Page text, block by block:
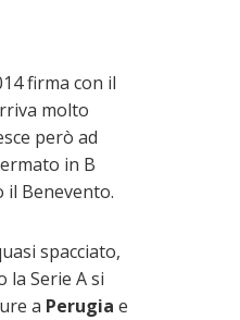
firma con il
molto
però ad
in B
Benevento.
spacciato,
la Serie A si
a Perugia e